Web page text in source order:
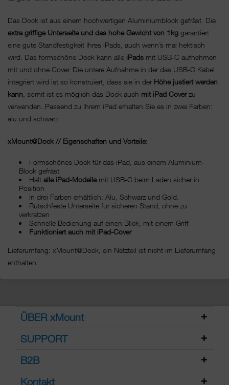
Das Dock ist aus einem hochwertigen Aluminiumblock gefräst. Die
extra griffige Unterseite und das hohe Gewicht von 1kg garantiert
eine gute Standfestigkeit Ihres iPads, auch wenn’s mal hektisch
wird. Das formschöne Dock kann alle iPads mit USB-C aufnehmen
mit und ohne Cover. Die untere Aufnahme in der das USB-C Kabel
integriert wird ist so konstruiert, dass sie in der Höhe justiert werden
kann , somit ist es möglich das Dock auch mit iPad Coverzu
verwenden. Passend zu Ihrem iPad erhalten Sie es in zwei Farben:
alu und schwarz
xMount@Dock // Eigenschaften und Vorteile:
Formschönes Dock für das iPad, aus einem Aluminium-
Block gefräst
Hält alle iPad-Modellemit USB-C beim Laden sicher in
Position
In drei Farben erhältlich: Alu, Schwarz und Gold.
Rutschfeste Unterseite für sicheren Stand, ohne zu
verkratzen
Schnelle Bedienung auf einen Blick, mit einem Griff
Funktioniert auch mit iPad-Cover
Lieferumfang: xMount@Dock, ein Netzteil ist nicht im Lieferumfang
enthalten
ÜBER xMount
SUPPORT
B2B
Kontakt